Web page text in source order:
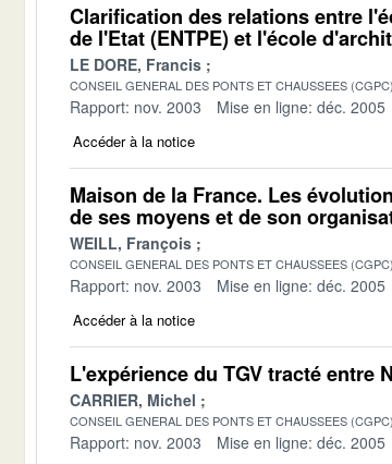
Clarification des relations entre
de l'Etat (ENTPE) et l'école
LE DORE, Francis
CONSEIL GENERAL DES PONTS ET CHAUSSEES (CGPC)
Rapport: nov. 2003 Mise en ligne: déc. 2005
Accéder à la notice
Maison de la France. Les
de ses moyens et de son
WEILL, François
CONSEIL GENERAL DES PONTS ET CHAUSSEES (CGPC)
Rapport: nov. 2003 Mise en ligne: déc. 2005
Accéder à la notice
L'expérience du TGV tracté entre
CARRIER, Michel
CONSEIL GENERAL DES PONTS ET CHAUSSEES (CGPC)
Rapport: nov. 2003 Mise en ligne: déc. 2005